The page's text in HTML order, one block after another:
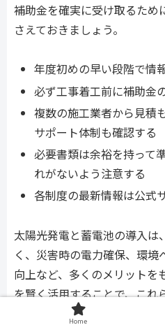
補助金を確実に受け取るため
さえておきましょう。
年度初めの早い段階で情
必ず工事着工前に補助金
複数の施工業者から見積
サポート体制も確認する
必要書類は余裕を持って
れがないよう注意する
各制度の最新情報は公式
太陽光発電と蓄電池の導入は
く、災害時の電力確保、環
向上など、多くのメリットを
を賢く活用することで、これ
で手に入れることができます。
Home